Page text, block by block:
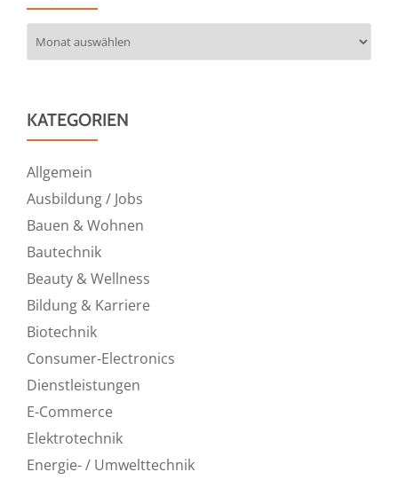
KATEGORIEN
Allgemein
Ausbildung / Jobs
Bauen & Wohnen
Bautechnik
Beauty & Wellness
Bildung & Karriere
Biotechnik
Consumer-Electronics
Dienstleistungen
E-Commerce
Elektrotechnik
Energie- / Umwelttechnik